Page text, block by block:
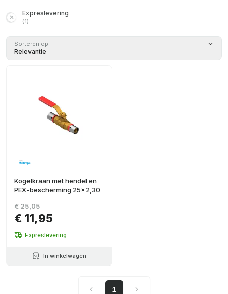
Expreslevering
(1)
Sorteren op
Relevantie
Kogelkraan met hendel en
PEX-bescherming 25x2,30
€ 11,95
€ 25,05
Expreslevering
In winkelwagen
1